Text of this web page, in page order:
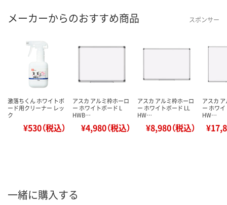
メーカーからのおすすめ商品 スポンサー
激落ちくん ホワイトボ
ード用クリーナー レッ
ク
¥530（税込）
アスカ アルミ枠ホーロ
ー ホワイトボード L
HWB…
¥4,980（税込）
アスカ アルミ枠ホーロ
ー ホワイトボード LL
HW…
¥8,980（税込）
アスカ
ー ホワ
HW…
一緒に購入する